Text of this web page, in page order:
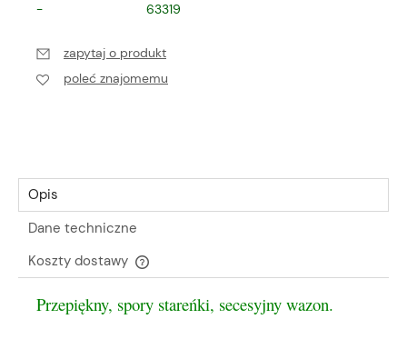
- 63319
zapytaj o produkt
poleć znajomemu
Opis
Dane techniczne
Koszty dostawy
Cena nie zawiera ewentualnych kosztów płatności
Przepiękny, spory stareńki, secesyjny wazon.